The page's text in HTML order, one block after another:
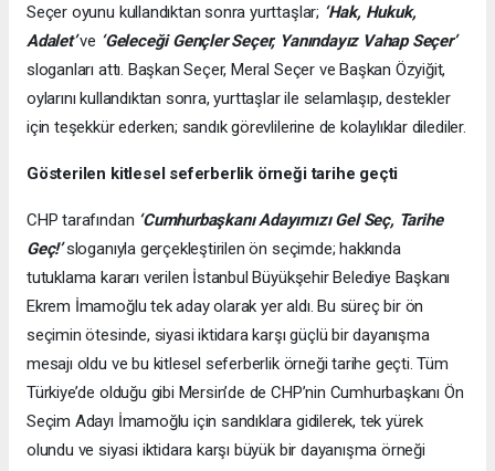
Seçer oyunu kullandıktan sonra yurttaşlar; ‘Hak, Hukuk,
Adalet’ve ‘Geleceği Gençler Seçer, Yanındayız Vahap Seçer’
sloganları attı. Başkan Seçer, Meral Seçer ve Başkan Özyiğit,
oylarını kullandıktan sonra, yurttaşlar ile selamlaşıp, destekler
için teşekkür ederken; sandık görevlilerine de kolaylıklar dilediler.
Gösterilen kitlesel seferberlik örneği tarihe geçti
CHP tarafından ‘Cumhurbaşkanı Adayımızı Gel Seç, Tarihe
Geç!’sloganıyla gerçekleştirilen ön seçimde; hakkında
tutuklama kararı verilen İstanbul Büyükşehir Belediye Başkanı
Ekrem İmamoğlu tek aday olarak yer aldı. Bu süreç bir ön
seçimin ötesinde, siyasi iktidara karşı güçlü bir dayanışma
mesajı oldu ve bu kitlesel seferberlik örneği tarihe geçti. Tüm
Türkiye’de olduğu gibi Mersin’de de CHP’nin Cumhurbaşkanı Ön
Seçim Adayı İmamoğlu için sandıklara gidilerek, tek yürek
olundu ve siyasi iktidara karşı büyük bir dayanışma örneği